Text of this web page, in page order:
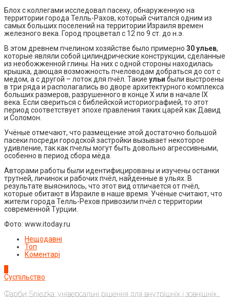
Блох с коллегами исследовал пасеку, обнаруженную на
территории города Телль-Рахов, который считался одним из
самых больших поселений на территории Израиля времен
железного века. Город процветал с 12 по 9 ст. до н.э.
В этом древнем пчелином хозяйстве было примерно 30 ульев,
которые являли собой цилиндрические конструкции, сделанные
из необожженной глины. На них с одной стороны находилась
крышка, дающая возможность пчеловодам добраться до сот с
медом, а с другой – лоток для пчёл. Такие ульи были выстроены
в три ряда и располагались во дворе архитектурного комплекса
больших размеров, разрушенного в конце Х или в начале ІХ
века. Если свериться с библейской историографией, то этот
период соответствует эпохе правления таких царей как Давид
и Соломон.
Учёные отмечают, что размещение этой достаточно большой
пасеки посреди городской застройки вызывает некоторое
удивление, так как пчелы могут быть довольно агрессивными,
особенно в период сбора мёда.
Авторами работы были идентифицированы и изучены останки
трутней, личинок и рабочих пчёл, найденные в ульях. В
результате выяснилось, что этот вид отличается от пчёл,
которые обитают в Израиле в наше время. Учёные считают, что
жители города Телль-Рехов привозили пчёл с территории
современной Турции.
Фото: www.itoday.ru
Нещодавні
Топ
Коментарі
Суспільство
Фарби Sniezka: універсальні рішення для внутрішніх і зовнішніх...